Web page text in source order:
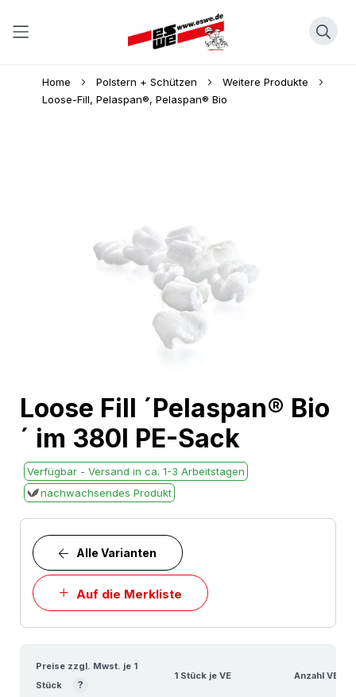
Home Polstern + Schützen
Weitere Produkte
Loose-Fill, Pelaspan®, Pelaspan® Bio
to
the
of
the
images
gallery
Loose Fill ´Pelaspan® Bio
´ im 380l PE-Sack
Verfügbar - Versand in ca. 1-3 Arbeitstagen
nachwachsendes Produkt
Auf die Merkliste
Alle Varianten
Preise zzgl. Mwst. je 1
Stück
?
1 Stück je VE Anzahl VE